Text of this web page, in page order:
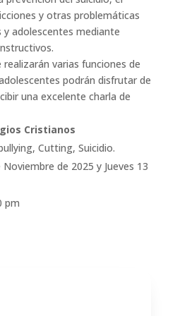
y otras problemáticas
adolescentes mediante
varias funciones de
podrán disfrutar de
una excelente charla de
Cristianos
Cutting, Suicidio.
de 2025 y Jueves 13
pm